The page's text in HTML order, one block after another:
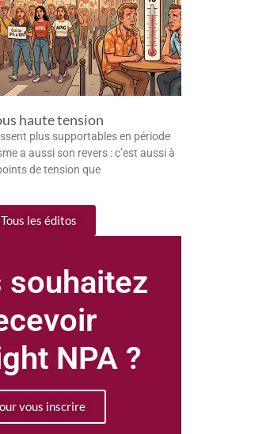
haute tension
plus supportables en période
a aussi son revers : c’est aussi à
de tension que
Tous les éditos
souhaitez
NPA ?
vous inscrire